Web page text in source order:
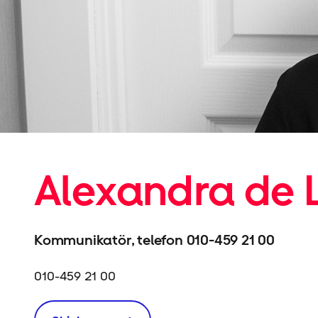
Alexandra de
Kommunikatör, telefon 010-459 21 00
010-459 21 00